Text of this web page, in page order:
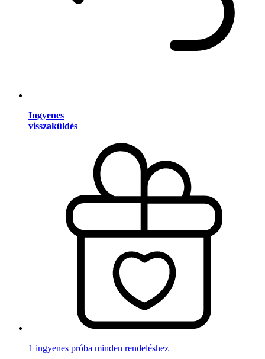
Ingyenes
visszaküldés
1 ingyenes próba minden rendeléshez